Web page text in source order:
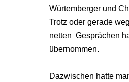
Würtemberger und
Trotz oder gerade
netten Gesprächen
übernommen.
Dazwischen hatte